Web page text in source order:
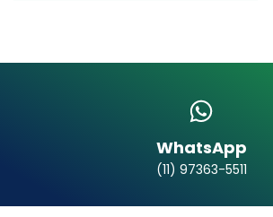
WhatsApp
(11) 97363-5511